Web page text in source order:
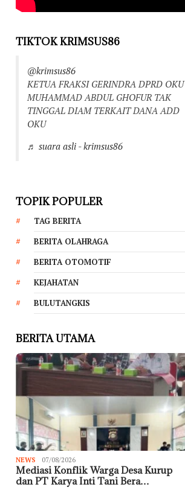
TIKTOK KRIMSUS86
@krimsus86
KETUA FRAKSI GERINDRA DPRD OKU
MUHAMMAD ABDUL GHOFUR TAK
TINGGAL DIAM TERKAIT DANA ADD
OKU
♬ suara asli - krimsus86
TOPIK POPULER
TAG BERITA
BERITA OLAHRAGA
BERITA OTOMOTIF
KEJAHATAN
BULUTANGKIS
BERITA UTAMA
NEWS 07/08/2026
Mediasi Konflik Warga Desa Kurup
dan PT Karya Inti Tani Bera…